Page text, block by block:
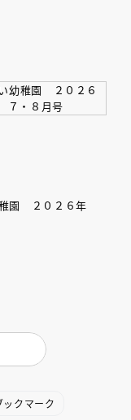
園 ２０２６年
ックマーク